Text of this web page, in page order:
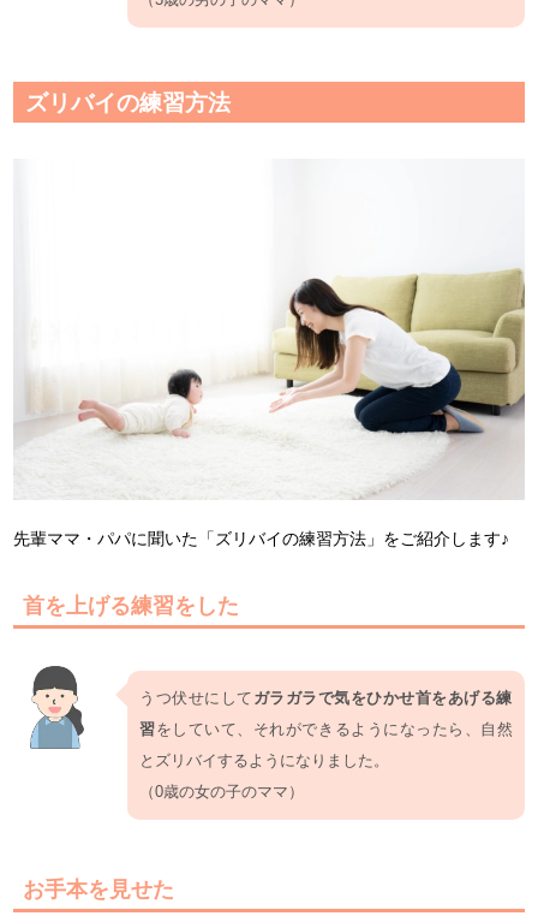
ズリバイの練習方法
先輩ママ・パパに聞いた「ズリバイの練習方法」をご紹介します♪
首を上げる練習をした
うつ伏せにして ガラガラで気をひかせ首をあげる練
習をしていて、それができるようになったら、自然
とズリバイするようになりました。
（0歳の女の子のママ）
お手本を見せた